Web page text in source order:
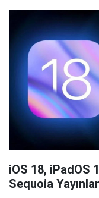
iOS 18, iPadOS
Sequoia